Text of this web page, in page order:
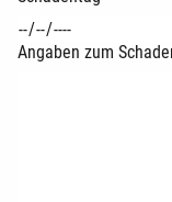
Angaben zum